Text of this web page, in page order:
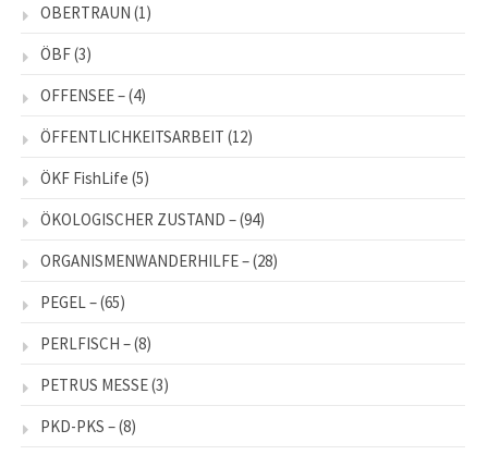
OBERTRAUN (1)
ÖBF(3)
OFFENSEE –(4)
ÖFFENTLICHKEITSARBEIT (12)
ÖKF FishLife (5)
ÖKOLOGISCHER ZUSTAND –(94)
ORGANISMENWANDERHILFE –(28)
PEGEL –(65)
PERLFISCH –(8)
PETRUS MESSE(3)
PKD-PKS –(8)